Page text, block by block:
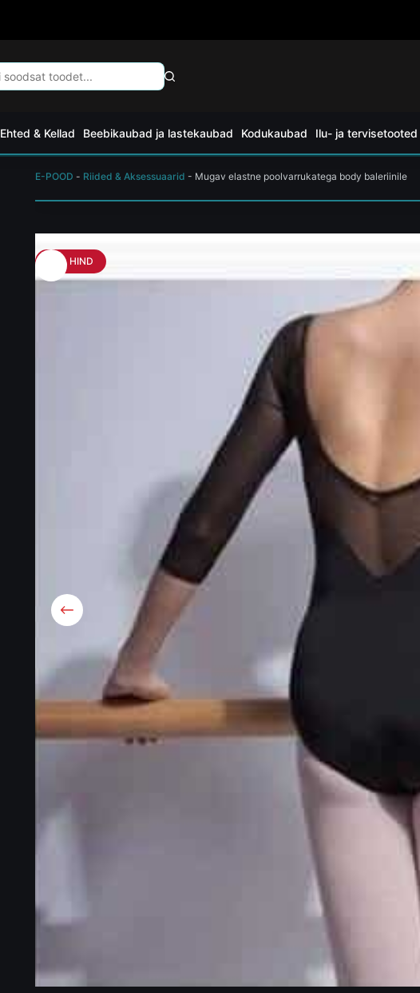
Ehted & Kellad Beebikaubad ja lastekaubad Kodukaubad Ilu- ja tervisetooted
E-POOD - Riided & Aksessuaarid - Mugav elastne poolvarrukatega body baleriinile
HEA HIND